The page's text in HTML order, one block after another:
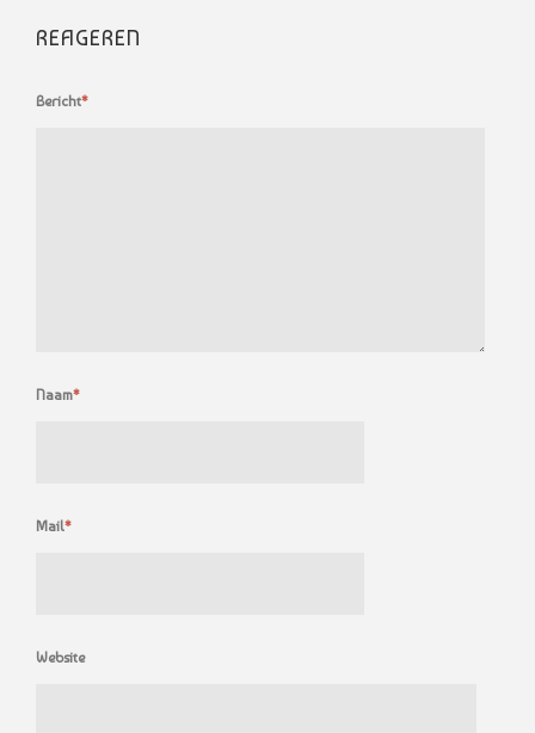
REAGEREN
Bericht*
Naam*
Mail*
Website